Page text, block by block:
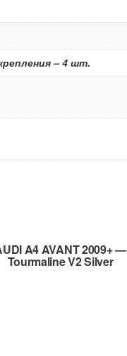
– 4 шт.
A4 AVANT 2009+ —
Tourmaline V2 Silver